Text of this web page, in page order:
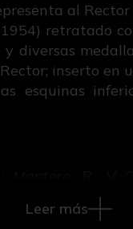
al Rector
retratado
diversas
inserto en
esquinas
de Sevilla
de Sevilla y
Leer más